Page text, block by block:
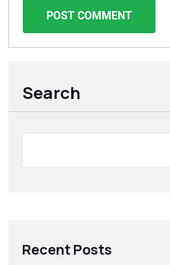
POST COMMENT
Search
Recent Posts